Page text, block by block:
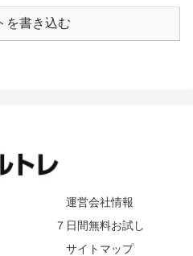
を書き込む
運営会社情報
７日間無料お試し
サイトマップ